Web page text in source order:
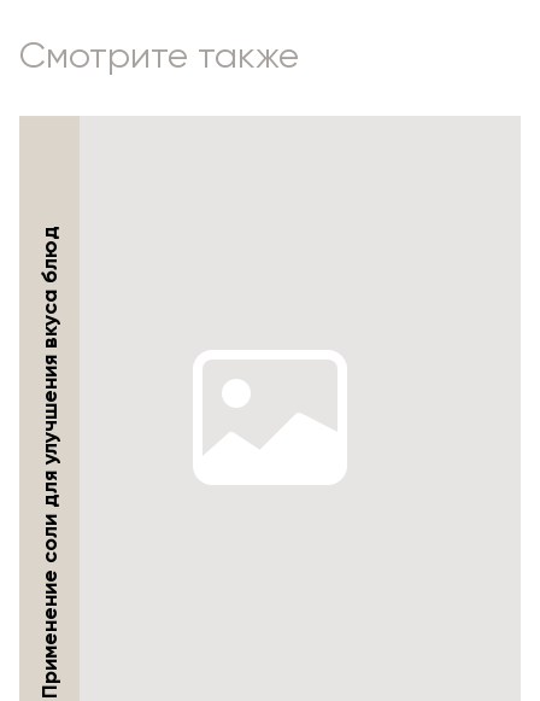
Смотрите также
Применение соли для улучшения вкуса блюд